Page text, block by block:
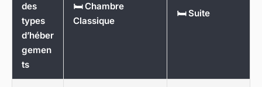
des
types
d’héber
gemen
ts
🛏️ Chambre
Classique
🛏️ Suite